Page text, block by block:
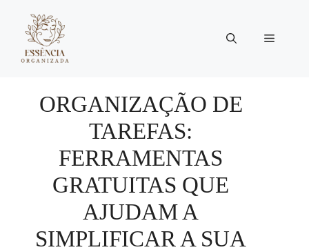
conteúdo
Menu
ORGANIZAÇÃO DE
TAREFAS:
FERRAMENTAS
GRATUITAS QUE
AJUDAM A
SIMPLIFICAR A SUA